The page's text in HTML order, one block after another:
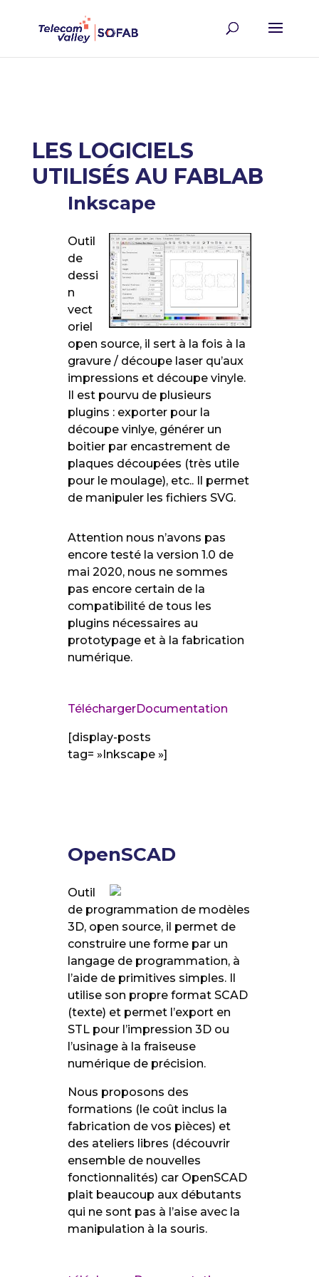
LES LOGICIELS
UTILISÉS AU FABLAB
Inkscape
Outil
de
dessi
n
vect
oriel
open source, il sert à la fois à la
gravure / découpe laser qu’aux
impressions et découpe vinyle.
Il est pourvu de plusieurs
plugins : exporter pour la
découpe vinlye, générer un
boitier par encastrement de
plaques découpées (très utile
pour le moulage), etc.. Il permet
de manipuler les fichiers SVG.
Attention nous n’avons pas
encore testé la version 1.0 de
mai 2020, nous ne sommes
pas encore certain de la
compatibilité de tous les
plugins nécessaires au
prototypage et à la fabrication
numérique.
TéléchargerDocumentation
[display-posts
tag= »Inkscape »]
OpenSCAD
Outil
de programmation de modèles
3D, open source, il permet de
construire une forme par un
langage de programmation, à
l’aide de primitives simples. Il
utilise son propre format SCAD
(texte) et permet l’export en
STL pour l’impression 3D ou
l’usinage à la fraiseuse
numérique de précision.
Nous proposons des
formations (le coût inclus la
fabrication de vos pièces) et
des ateliers libres (découvrir
ensemble de nouvelles
fonctionnalités) car OpenSCAD
plait beaucoup aux débutants
qui ne sont pas à l’aise avec la
manipulation à la souris.